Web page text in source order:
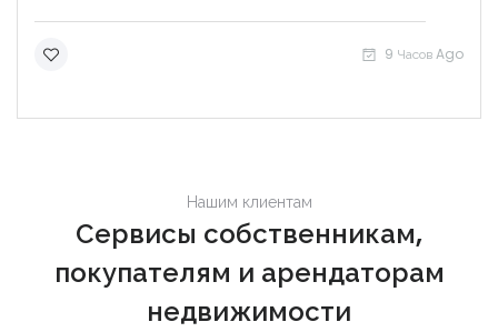
9 Часов Ago
Нашим клиентам
Сервисы собственникам,
покупателям и арендаторам
недвижимости